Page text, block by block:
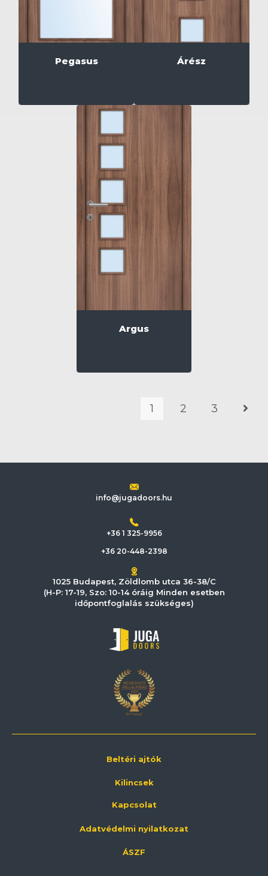
Pegasus Árész
Argus
1 2 3
info@jugadoors.hu
+36 1 325-9956
+36 20-448-2398
1025 Budapest, Zöldlomb utca 36-38/C
(H-P: 17-19, Szo: 10-14 óráig Minden esetben
időpontfoglalás szükséges)
Beltéri ajtók
Kilincsek
Kapcsolat
Adatvédelmi nyilatkozat
ÁSZF